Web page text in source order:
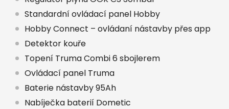
Standardní ovládací panel Hobby
Hobby Connect – ovládaní nástavby přes app
Detektor kouře
Topení Truma Combi 6 sbojlerem
Ovládací panel Truma
Baterie nástavby 95Ah
Nabíječka baterií Dometic